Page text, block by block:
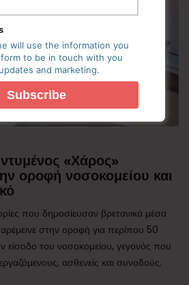
«Χάρος»
οροφή νοσοκομείου και
που δημοσίευσαν βρετανικά μέσα
στην οροφή για περίπου 50
είσοδο του νοσοκομείου, γεγονός που
ασθενείς και συνοδούς.
will use the information you
to be in touch with you
and marketing.